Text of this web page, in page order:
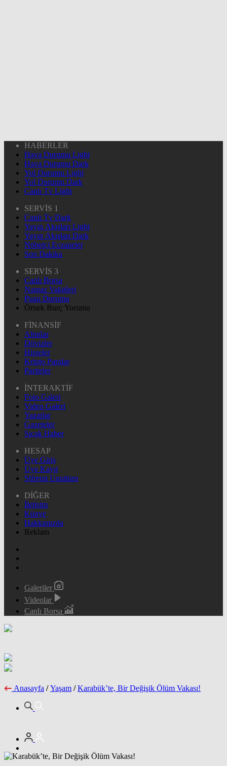
HABERLER
Hava Durumu Light
Hava Durumu Dark
Yol Durumu Light
Yol Durumu Dark
Canlı Tv Light
SERVİS 1
Canlı Tv Dark
Yayın Akışları Light
Yayın Akışları Dark
Nöbetçi Eczaneler
Son Dakika
SERVİS 3
Canlı Borsa
Namaz Vakitleri
Puan Durumu
Örnek Burç Yorumu
FİNANSİF
Altınlar
Dövizler
Hisseler
Kripto Paralar
Pariteler
İNTERAKTİF
Foto Galeri
Video Galeri
Yazarlar
Gazeteler
Sıcak Haber
HESAP
Üye Giriş
Üye Kayıt
Şifremi Unuttum
DİĞER
İletişim
Künye
Hakkımızda
Reklam
Galeriler
Videolar
Canlı Borsa
Anasayfa / Yaşam / Karabük’te, Bir Değişik Ölüm Vakası!